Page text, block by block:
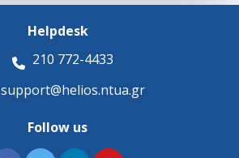
Helpdesk
210 772-4433
support@helios.ntua.gr
Follow us